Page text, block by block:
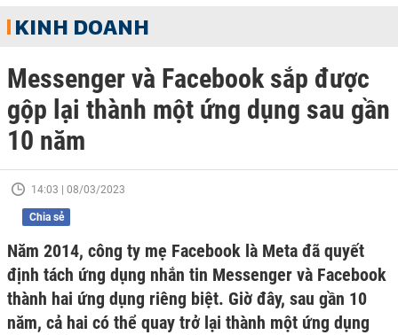
KINH DOANH
Messenger và Facebook sắp được
gộp lại thành một ứng dụng sau gần
10 năm
14:03 | 08/03/2023
Chia sẻ
Năm 2014, công ty mẹ Facebook là Meta đã quyết
định tách ứng dụng nhắn tin Messenger và Facebook
thành hai ứng dụng riêng biệt. Giờ đây, sau gần 10
năm, cả hai có thể quay trở lại thành một ứng dụng